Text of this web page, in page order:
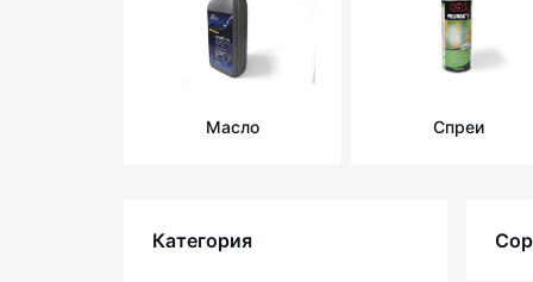
Масло Спреи
Категория